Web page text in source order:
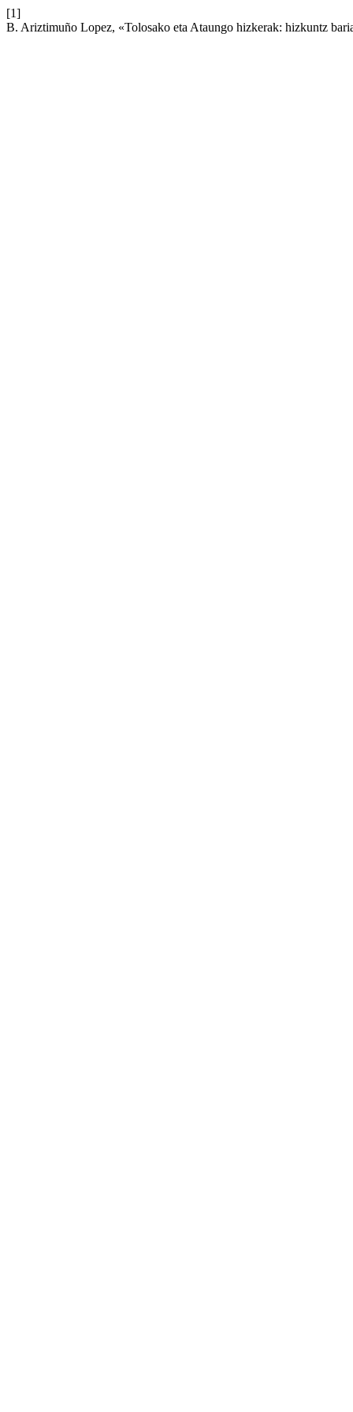
[1]
B. Ariztimuño Lopez, «Tolosako eta Ataungo hizkerak: hizkuntz